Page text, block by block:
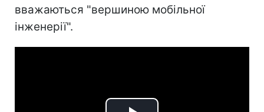
вважаються "вершиною мобільної
інженерії".